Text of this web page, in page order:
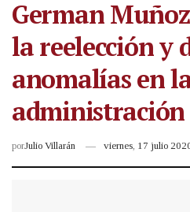
German
la reelección y
anomalías en
porJulio Villarán viernes, 17 julio